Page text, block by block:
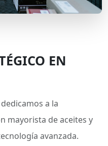
EN
a la
mayorista de aceites y
avanzada.